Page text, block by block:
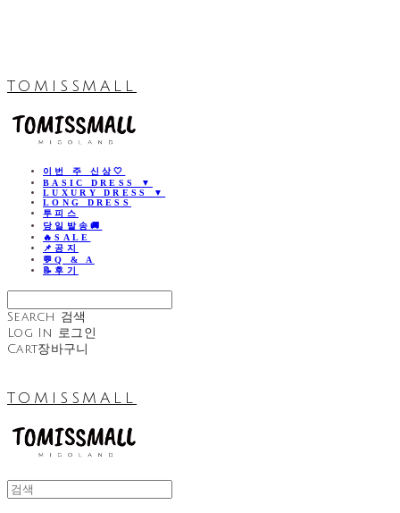
TOMISSMALL
이번 주 신상🤍
BASIC DRESS ▼
LUXURY DRESS ▼
LONG DRESS
투피스
당일발송🚚
🔥SALE
📌공지
💬Q & A
📝후기
Search 검색
Log In 로그인
Cart장바구니
TOMISSMALL